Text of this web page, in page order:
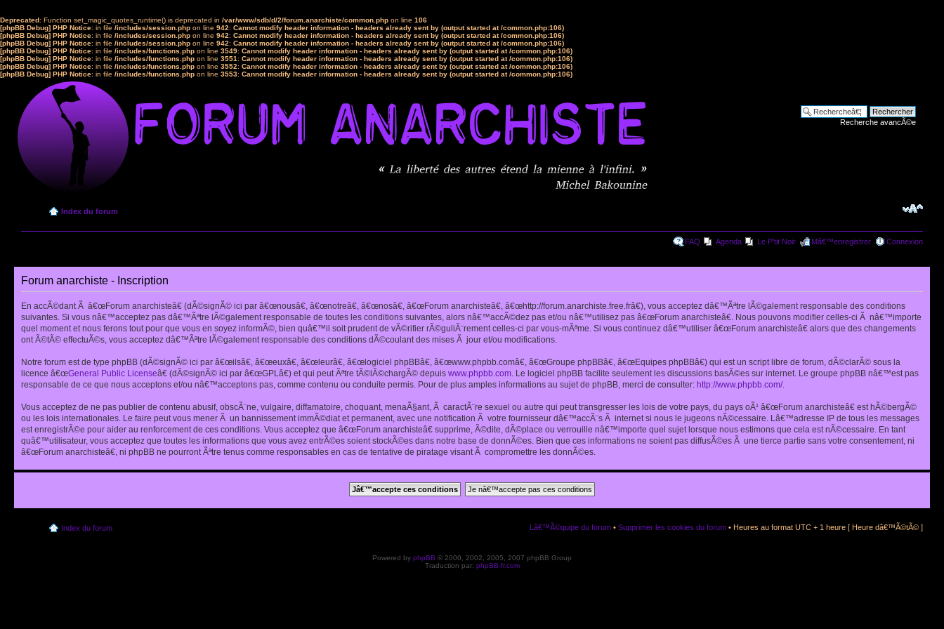
Deprecated: Function set_magic_quotes_runtime() is deprecated in /var/www/sdb/d/2/forum.anarchiste/common.php on line 106
[phpBB Debug] PHP Notice: in file /includes/session.php on line 942: Cannot modify header information - headers already sent by (output started at /common.php:106)
[phpBB Debug] PHP Notice: in file /includes/session.php on line 942: Cannot modify header information - headers already sent by (output started at /common.php:106)
[phpBB Debug] PHP Notice: in file /includes/session.php on line 942: Cannot modify header information - headers already sent by (output started at /common.php:106)
[phpBB Debug] PHP Notice: in file /includes/functions.php on line 3549: Cannot modify header information - headers already sent by (output started at /common.php:106)
[phpBB Debug] PHP Notice: in file /includes/functions.php on line 3551: Cannot modify header information - headers already sent by (output started at /common.php:106)
[phpBB Debug] PHP Notice: in file /includes/functions.php on line 3552: Cannot modify header information - headers already sent by (output started at /common.php:106)
[phpBB Debug] PHP Notice: in file /includes/functions.php on line 3553: Cannot modify header information - headers already sent by (output started at /common.php:106)
Recherche avancÃ©e
Index du forum
FAQ Agenda Le P'tit Noir Mâ€™enregistrer Connexion
Forum anarchiste - Inscription
En accÃ©dant Ã â€œForum anarchisteâ€ (dÃ©signÃ© ici par â€œnousâ€, â€œnotreâ€, â€œnosâ€, â€œForum anarchisteâ€, â€œhttp://forum.anarchiste.free.frâ€), vous acceptez dâ€™Ãªtre lÃ©galement responsable des conditions
suivantes. Si vous nâ€™acceptez pas dâ€™Ãªtre lÃ©galement responsable de toutes les conditions suivantes, alors nâ€™accÃ©dez pas et/ou nâ€™utilisez pas â€œForum anarchisteâ€. Nous pouvons modifier celles-ci Ã nâ€™importe
quel moment et nous ferons tout pour que vous en soyez informÃ©, bien quâ€™il soit prudent de vÃ©rifier rÃ©guliÃ¨rement celles-ci par vous-mÃªme. Si vous continuez dâ€™utiliser â€œForum anarchisteâ€ alors que des changements
ont Ã©tÃ© effectuÃ©s, vous acceptez dâ€™Ãªtre lÃ©galement responsable des conditions dÃ©coulant des mises Ã jour et/ou modifications.
Notre forum est de type phpBB (dÃ©signÃ© ici par â€œilsâ€, â€œeuxâ€, â€œleurâ€, â€œlogiciel phpBBâ€, â€œwww.phpbb.comâ€, â€œGroupe phpBBâ€, â€œEquipes phpBBâ€) qui est un script libre de forum, dÃ©clarÃ© sous la
licence â€œGeneral Public Licenseâ€ (dÃ©signÃ© ici par â€œGPLâ€) et qui peut Ãªtre tÃ©lÃ©chargÃ© depuis www.phpbb.com. Le logiciel phpBB facilite seulement les discussions basÃ©es sur internet. Le groupe phpBB nâ€™est pas
responsable de ce que nous acceptons et/ou nâ€™acceptons pas, comme contenu ou conduite permis. Pour de plus amples informations au sujet de phpBB, merci de consulter: http://www.phpbb.com/.
Vous acceptez de ne pas publier de contenu abusif, obscÃ¨ne, vulgaire, diffamatoire, choquant, menaÃ§ant, Ã caractÃ¨re sexuel ou autre qui peut transgresser les lois de votre pays, du pays oÃ¹ â€œForum anarchisteâ€ est hÃ©bergÃ©
ou les lois internationales. Le faire peut vous mener Ã un bannissement immÃ©diat et permanent, avec une notification Ã votre fournisseur dâ€™accÃ¨s Ã internet si nous le jugeons nÃ©cessaire. Lâ€™adresse IP de tous les messages
est enregistrÃ©e pour aider au renforcement de ces conditions. Vous acceptez que â€œForum anarchisteâ€ supprime, Ã©dite, dÃ©place ou verrouille nâ€™importe quel sujet lorsque nous estimons que cela est nÃ©cessaire. En tant
quâ€™utilisateur, vous acceptez que toutes les informations que vous avez entrÃ©es soient stockÃ©es dans notre base de donnÃ©es. Bien que ces informations ne soient pas diffusÃ©es Ã une tierce partie sans votre consentement, ni
â€œForum anarchisteâ€, ni phpBB ne pourront Ãªtre tenus comme responsables en cas de tentative de piratage visant Ã compromettre les donnÃ©es.
Index du forum Lâ€™Ã©quipe du forum • Supprimer les cookies du forum • Heures au format UTC + 1 heure [ Heure dâ€™Ã©tÃ© ]
Powered by phpBB © 2000, 2002, 2005, 2007 phpBB Group
Traduction par: phpBB-fr.com